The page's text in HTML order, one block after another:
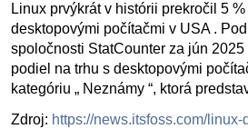
Linux prvýkrát v histórii prekročil 5
desktopovými počítačmi v USA .
spoločnosti StatCounter za jún
podiel na trhu s desktopovými
kategóriu „ Neznámy “, ktorá
Zdroj: https://news.itsfoss.com/